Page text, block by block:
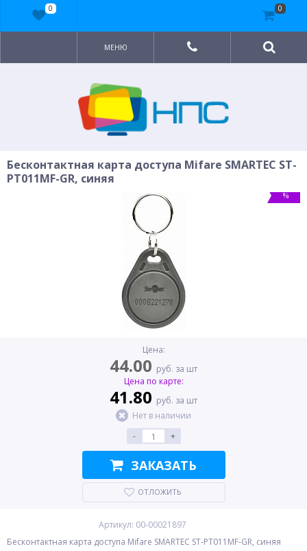
МЕНЮ
Бесконтактная карта доступа Mifare SMARTEC ST-
PT011MF-GR, синяя
%
Цена:
44.00 руб. за шт
Цена по карте:
41.80 руб. за шт
Нет в наличии
-
+
ЗАКАЗАТЬ
ОТЛОЖИТЬ
Артикул: 00-00021897
Бесконтактная карта доступа Mifare SMARTEC ST-PT011MF-GR, синяя
0 0